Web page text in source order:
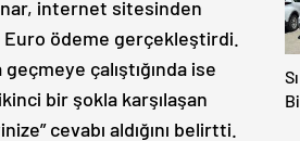
internet sitesinden
Euro ödeme gerçekleştirdi.
çalıştığında ise
bir şokla karşılaşan
cevabı aldığını belirtti.